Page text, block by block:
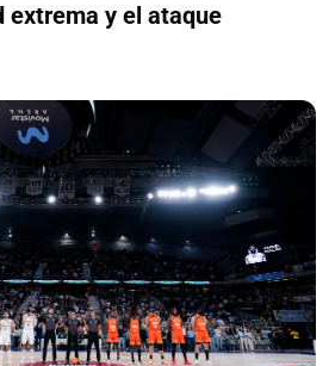
extrema y el ataque